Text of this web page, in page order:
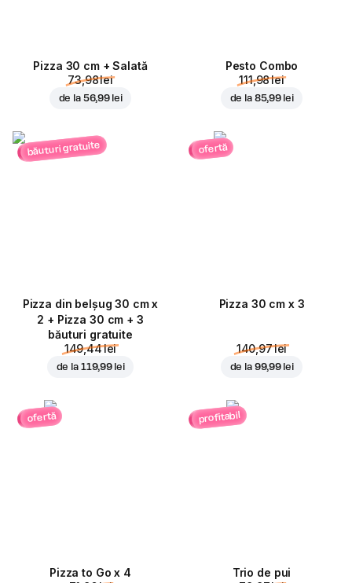
Pizza 30 cm + Salată
73,98 lei
de la 56,99 lei
Pesto Combo
111,98 lei
de la 85,99 lei
băuturi gratuite
Pizza din belșug 30 cm x
2 + Pizza 30 cm + 3
băuturi gratuite
149,44 lei
de la 119,99 lei
ofertă
Pizza 30 cm x 3
140,97 lei
de la 99,99 lei
ofertă
Pizza to Go x 4
profitabil
Trio de pui